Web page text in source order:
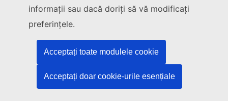
informații sau dacă doriți să vă modificați
preferințele.
Acceptați toate modulele cookie
Acceptați doar cookie-urile esențiale
Address
Rue Montoyer 21
1000 Brussels
Belgium
Partajează